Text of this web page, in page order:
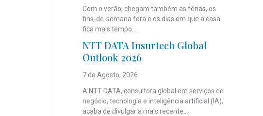
Com o verão, chegam também as férias, os
fins-de-semana fora e os dias em que a casa
fica mais tempo...
NTT DATA Insurtech Global
Outlook 2026
7 de Agosto, 2026
A NTT DATA, consultora global em serviços de
negócio, tecnologia e inteligência artificial (IA),
acaba de divulgar a mais recente...